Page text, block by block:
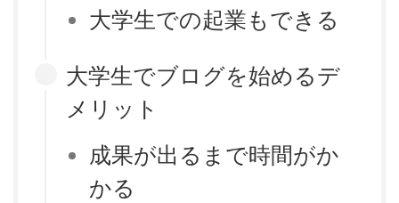
大学生での起業もできる
大学生でブログを始めるデ
メリット
成果が出るまで時間がか
かる